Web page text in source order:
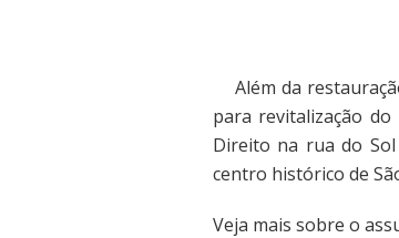
Além da
para revitalização do
Direito na rua do
centro histórico de
Veja mais sobre o